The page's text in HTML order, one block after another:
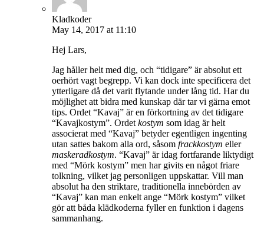
Kladkoder
May 14, 2017 at 11:10
Hej Lars,
Jag håller helt med dig, och “tidigare” är absolut ett
oerhört vagt begrepp. Vi kan dock inte specificera det
ytterligare då det varit flytande under lång tid. Har du
möjlighet att bidra med kunskap där tar vi gärna emot
tips. Ordet “Kavaj” är en förkortning av det tidigare
“Kavajkostym”. Ordet kostym som idag är helt
associerat med “Kavaj” betyder egentligen ingenting
utan sattes bakom alla ord, såsom frackkostym eller
maskeradkostym. “Kavaj” är idag fortfarande liktydigt
med “Mörk kostym” men har givits en något friare
tolkning, vilket jag personligen uppskattar. Vill man
absolut ha den striktare, traditionella innebörden av
“Kavaj” kan man enkelt ange “Mörk kostym” vilket
gör att båda klädkoderna fyller en funktion i dagens
sammanhang.